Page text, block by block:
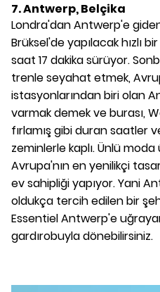
7. Antwerp, Belçika
Londra'dan Antwerp'e
Brüksel'de yapılacak hızlı
saat 17 dakika sürüyor.
trenle seyahat etmek,
istasyonlarından biri olan
varmak demek ve burası,
fırlamış gibi duran saatler
zeminlerle kaplı. Ünlü
Avrupa'nın en yenilikçi
ev sahipliği yapıyor. Yani
oldukça tercih edilen bir
Essentiel Antwerp'e
gardırobuyla dönebilirsiniz.